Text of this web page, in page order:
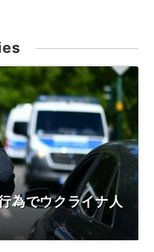
為でウクライナ人